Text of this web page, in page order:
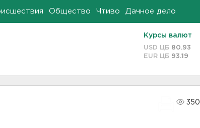
Общество Чтиво Дачное дело
Курсы валют
USD ЦБ 80.93
EUR ЦБ 93.19
350